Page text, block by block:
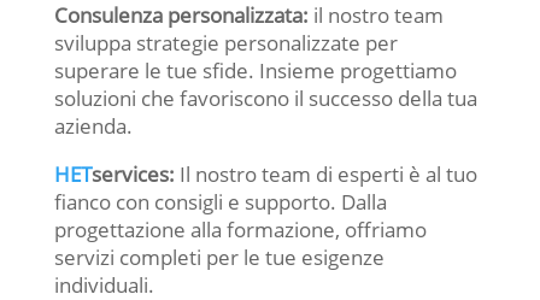
Consulenza personalizzata: il nostro team
sviluppa strategie personalizzate per
superare le tue sfide. Insieme progettiamo
soluzioni che favoriscono il successo della tua
azienda.
HETservices: Il nostro team di esperti è al tuo
fianco con consigli e supporto. Dalla
progettazione alla formazione, offriamo
servizi completi per le tue esigenze
individuali.